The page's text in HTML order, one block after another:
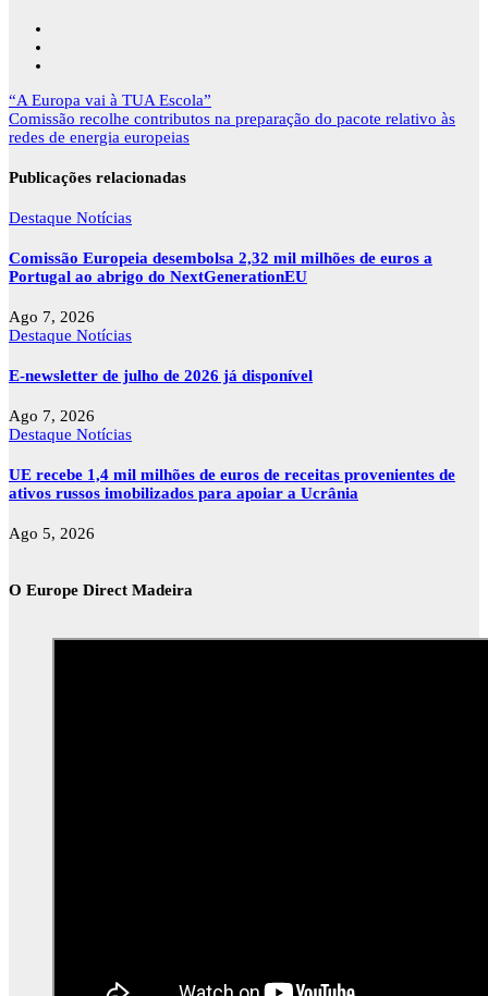
Navegação
de
artigos
“A Europa vai à TUA Escola”
Comissão recolhe contributos na preparação do pacote relativo às
redes de energia europeias
Publicações relacionadas
Destaque Notícias
Comissão Europeia desembolsa 2,32 mil milhões de euros a
Portugal ao abrigo do NextGenerationEU
Ago 7, 2026
Destaque Notícias
E-newsletter de julho de 2026 já disponível
Ago 7, 2026
Destaque Notícias
UE recebe 1,4 mil milhões de euros de receitas provenientes de
ativos russos imobilizados para apoiar a Ucrânia
Ago 5, 2026
O Europe Direct Madeira